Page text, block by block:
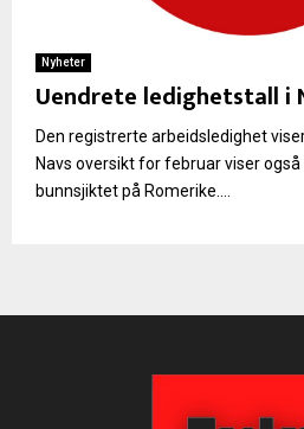
Nyheter
Uendrete ledighetstall i
Den registrerte arbeidsledighet
Navs oversikt for februar viser
bunnsjiktet på Romerike....